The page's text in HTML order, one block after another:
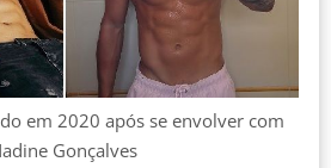
em 2020 após se envolver com
Gonçalves